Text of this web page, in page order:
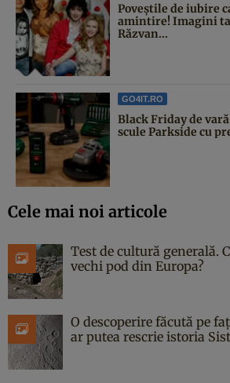
Poveştile de iubire
amintire! Imagini
Răzvan...
GO4IT.RO
Black Friday de
scule Parkside cu
Cele mai noi articole
Test de cultură generală.
vechi pod din Europa?
O descoperire făcută pe
ar putea rescrie istoria